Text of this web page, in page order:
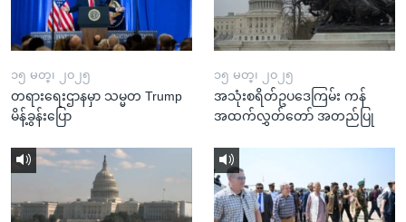
၁၅ မတ္၊ ၂၀၂၅
တရားရေးဌာနမှာ သမ္မတ Trump
မိန့်ခွန်းပြော
၁၅ မတ္၊ ၂၀၂၅
အသုံးစရိတ်ဥပဒေကြမ်း ကန်
အထက်လွှတ်တော် အတည်ပြု